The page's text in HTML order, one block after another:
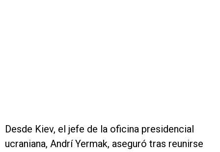
Desde Kiev, el jefe de la oficina presidencial
ucraniana, Andrí Yermak, aseguró tras reunirse